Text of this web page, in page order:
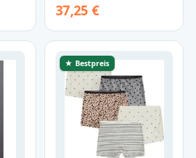
37,25 €
★ Bestpreis